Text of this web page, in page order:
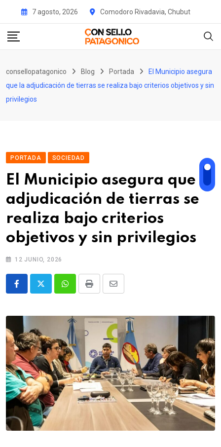
content
7 agosto, 2026 Comodoro Rivadavia, Chubut
consellopatagonico Blog Portada
El Municipio asegura
que la adjudicación de tierras se realiza bajo criterios objetivos y sin
privilegios
PORTADA SOCIEDAD
El Municipio asegura que la
adjudicación de tierras se
realiza bajo criterios
objetivos y sin privilegios
12 JUNIO, 2026
WhatsappPrint
Share
Email